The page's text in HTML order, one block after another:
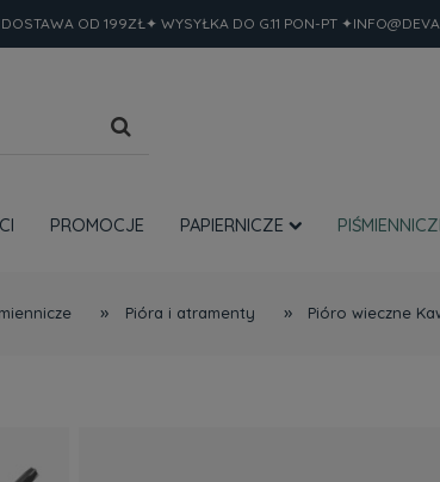
OD 199ZŁ✦ WYSYŁKA DO G.11 PON-PT
PROMOCJE PAPIERNICZE
» Pióra i atramenty » Pióro wieczne